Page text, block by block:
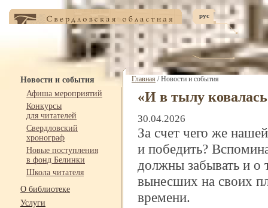
рус
Новости и события
Афиша мероприятий
Конкурсы
для читателей
Свердловский
хронограф
Новые поступления
в фонд Белинки
Школа читателя
О библиотеке
Услуги
Главная / Новости и события
«И в тылу
30.04.2026
За счет чего же
и победить?
должны забывать и
вынесших на своих
времени.